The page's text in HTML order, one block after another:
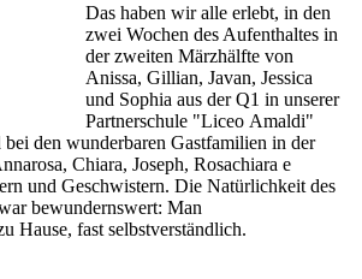
Das haben wir alle erlebt, in den
zwei Wochen des Aufenthaltes in
der zweiten Märzhälfte von
Anissa, Gillian, Javan, Jessica
und Sophia aus der Q1 in unserer
Partnerschule "Liceo Amaldi"
den wunderbaren Gastfamilien in der
Chiara, Joseph, Rosachiara e
und Geschwistern. Die Natürlichkeit des
bewundernswert: Man
Hause, fast selbstverständlich.